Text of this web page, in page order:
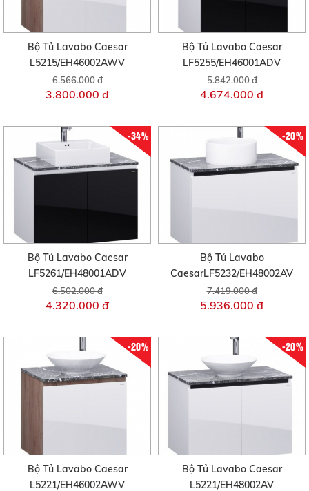
Bộ Tủ Lavabo Caesar
L5215/EH46002AWV
6.566.000 đ
3.800.000 đ
Bộ Tủ Lavabo Caesar
LF5255/EH46001ADV
5.842.000 đ
4.674.000 đ
-34%
Bộ Tủ Lavabo Caesar
LF5261/EH48001ADV
6.502.000 đ
4.320.000 đ
-20%
Bộ Tủ Lavabo
CaesarLF5232/EH48002AV
7.419.000 đ
5.936.000 đ
-20%
Bộ Tủ Lavabo Caesar
L5221/EH46002AWV
-20%
Bộ Tủ Lavabo Caesar
L5221/EH48002AV